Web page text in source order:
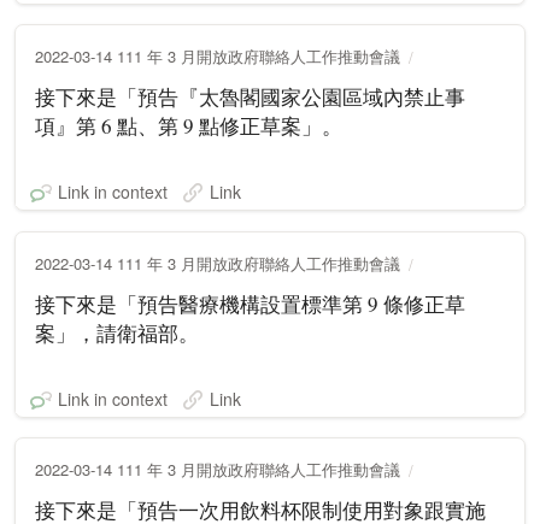
2022-03-14 111 年 3 月開放政府聯絡人工作推動會議
接下來是「預告『太魯閣國家公園區域內禁止事
項』第 6 點、第 9 點修正草案」。
Link in context Link
2022-03-14 111 年 3 月開放政府聯絡人工作推動會議
接下來是「預告醫療機構設置標準第 9 條修正草
案」，請衛福部。
Link in context Link
2022-03-14 111 年 3 月開放政府聯絡人工作推動會議
接下來是「預告一次用飲料杯限制使用對象跟實施